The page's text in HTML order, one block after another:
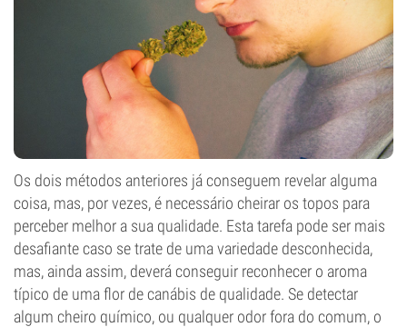
Os dois métodos anteriores já conseguem revelar alguma
coisa, mas, por vezes, é necessário cheirar os topos para
perceber melhor a sua qualidade. Esta tarefa pode ser mais
desafiante caso se trate de uma variedade desconhecida,
mas, ainda assim, deverá conseguir reconhecer o aroma
típico de uma flor de canábis de qualidade. Se detectar
algum cheiro químico, ou qualquer odor fora do comum, o